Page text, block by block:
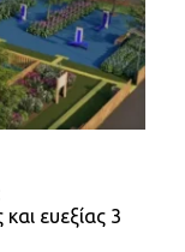
ευεξίας 3